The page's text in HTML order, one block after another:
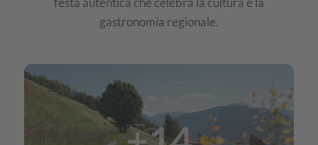
gastronomia regionale.
IMG
Tirolo,